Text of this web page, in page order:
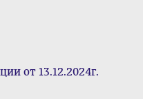
от 13.12.2024г.